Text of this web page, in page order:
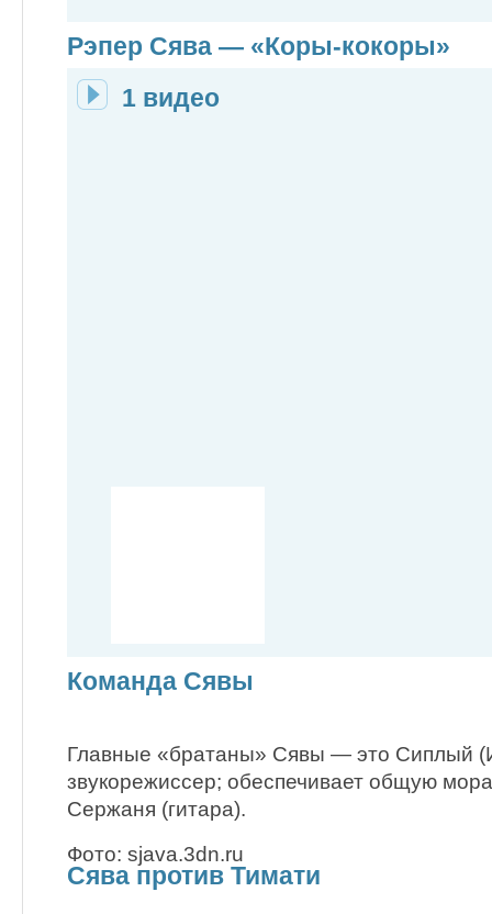
Рэпер Сява — «Коры-кокоры»
1 видео
Команда Сявы
Главные «братаны» Сявы — это Сиплый
звукорежиссер; обеспечивает общую
Сержаня (гитара).
Фото: sjava.3dn.ru
Сява против Тимати